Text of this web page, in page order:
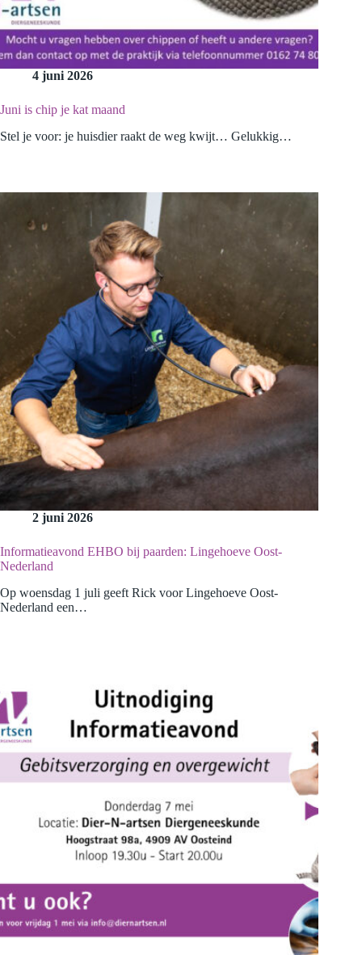
4 juni 2026
Juni is chip je kat maand
Stel je voor: je huisdier raakt de weg kwijt… Gelukkig…
2 juni 2026
Informatieavond EHBO bij paarden: Lingehoeve Oost-
Nederland
Op woensdag 1 juli geeft Rick voor Lingehoeve Oost-
Nederland een…